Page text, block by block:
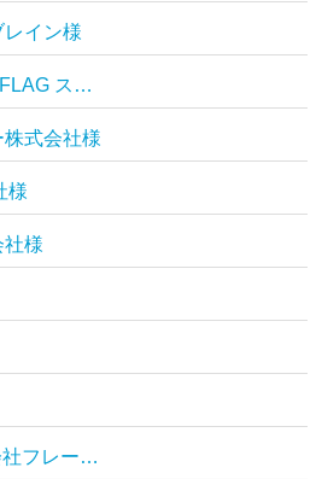
イン様
タジオ様
式会社様
様
社様
ソフトウェア様